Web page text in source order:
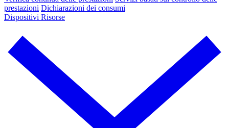
prestazioni Dichiarazioni dei consumi
Dispositivi Risorse